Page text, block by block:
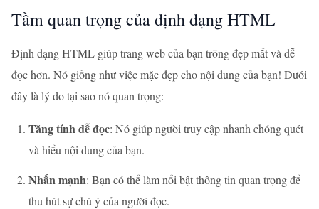
Tầm quan trọng của định dạng HTML
Định dạng HTML giúp trang web của bạn trông đẹp mắt và dễ
đọc hơn. Nó giống như việc mặc đẹp cho nội dung của bạn! Dưới
đây là lý do tại sao nó quan trọng:
Tăng tính dễ đọc: Nó giúp người truy cập nhanh chóng quét
và hiểu nội dung của bạn.
Nhấn mạnh: Bạn có thể làm nổi bật thông tin quan trọng để
thu hút sự chú ý của người đọc.